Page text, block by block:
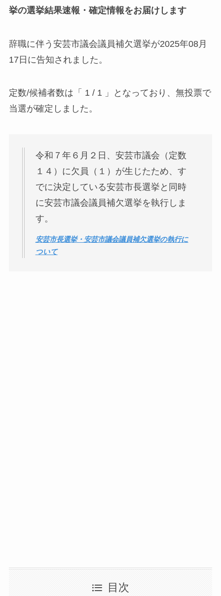
挙の選挙結果速報・確定情報をお届けします
辞職に伴う安芸市議会議員補欠選挙が2025年08月
17日に告知されました。
定数/候補者数は「 1 / 1 」となっており、無投票で
当選が確定しました。
令和７年６月２日、安芸市議会（定数
１４）に欠員（１）が生じたため、す
でに決定している安芸市長選挙と同時
に安芸市議会議員補欠選挙を執行しま
す。
安芸市長選挙・安芸市議会議員補欠選挙の執行に
ついて
目次